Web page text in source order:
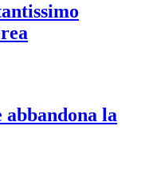
abbandona la